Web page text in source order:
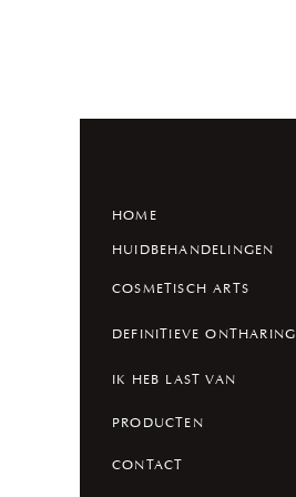
HOME
HUIDBEHANDELINGEN
COSMETISCH ARTS
DEFINITIEVE ONTHARING
IK HEB LAST VAN
PRODUCTEN
CONTACT